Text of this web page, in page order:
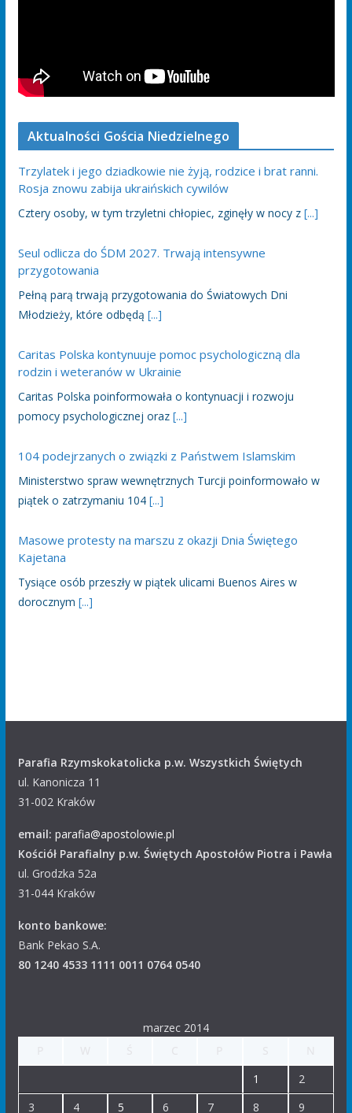
Aktualności Gościa Niedzielnego
Trzylatek i jego dziadkowie nie żyją, rodzice i brat ranni.
Rosja znowu zabija ukraińskich cywilów
Cztery osoby, w tym trzyletni chłopiec, zginęły w nocy z [...]
Seul odlicza do ŚDM 2027. Trwają intensywne
przygotowania
Pełną parą trwają przygotowania do Światowych Dni
Młodzieży, które odbędą [...]
Caritas Polska kontynuuje pomoc psychologiczną dla
rodzin i weteranów w Ukrainie
Caritas Polska poinformowała o kontynuacji i rozwoju
pomocy psychologicznej oraz [...]
104 podejrzanych o związki z Państwem Islamskim
Ministerstwo spraw wewnętrznych Turcji poinformowało w
piątek o zatrzymaniu 104 [...]
Masowe protesty na marszu z okazji Dnia Świętego
Kajetana
Tysiące osób przeszły w piątek ulicami Buenos Aires w
dorocznym [...]
Parafia Rzymskokatolicka p.w. Wszystkich Świętych
ul. Kanonicza 11
31-002 Kraków
email: parafia@apostolowie.pl
Kościół Parafialny p.w. Świętych Apostołów Piotra i Pawła
ul. Grodzka 52a
31-044 Kraków
konto bankowe:
Bank Pekao S.A.
80 1240 4533 1111 0011 0764 0540
marzec 2014
1
2
3
4 5 6 7 8 9